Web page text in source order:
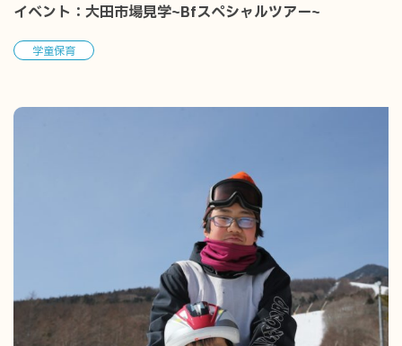
イベント：大田市場見学~bfスペシャルツアー~
学童保育